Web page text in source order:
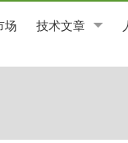
场 技术文章